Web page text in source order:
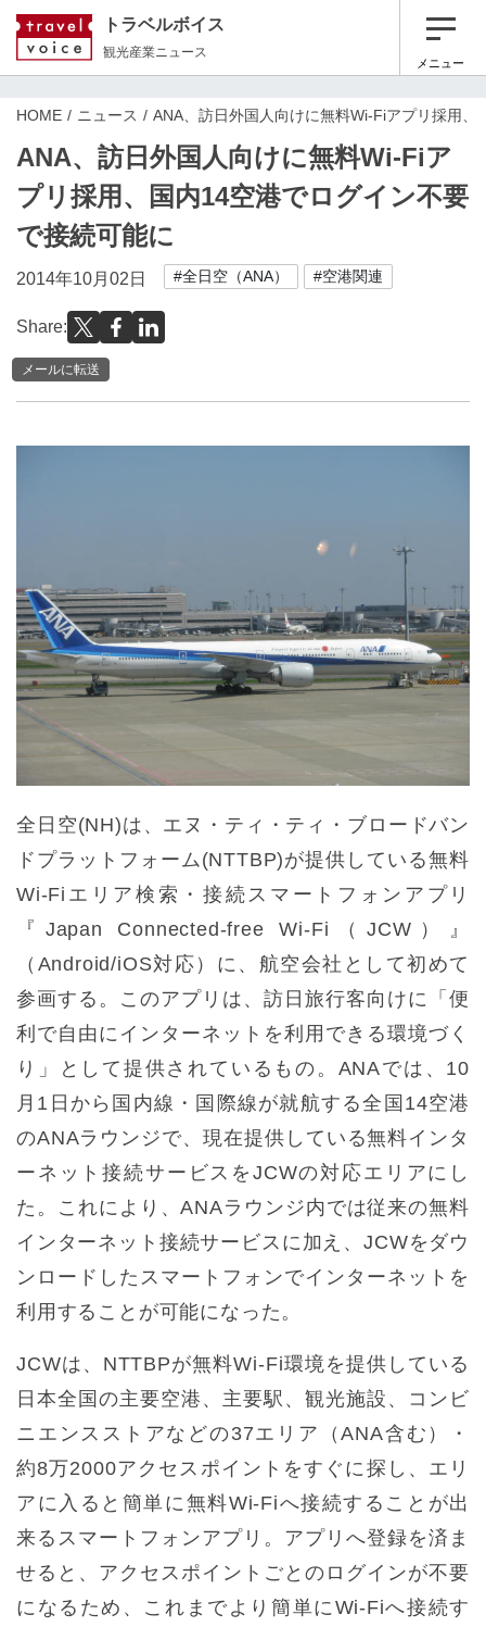
トラベルボイス
観光産業ニュース
メニュー
HOME ニュース ANA、訪日外国人向けに無料Wi-Fiアプリ採用
ANA、訪日外国人向けに無料Wi-Fiア
プリ採用、国内14空港でログイン不要
で接続可能に
2014年10月02日 #全日空（ANA） #空港関連
Share:
メールに転送
全日空(NH)は、エヌ・ティ・ティ・ブロードバン
ドプラットフォーム(NTTBP)が提供している無料
Wi-Fiエリア検索・接続スマートフォンアプリ
『Japan Connected-free Wi-Fi（JCW）』
（Android/iOS対応）に、航空会社として初めて
参画する。このアプリは、訪日旅行客向けに「便
利で自由にインターネットを利用できる環境づく
り」として提供されているもの。ANAでは、10
月1日から国内線・国際線が就航する全国14空港
のANAラウンジで、現在提供している無料インタ
ーネット接続サービスをJCWの対応エリアにし
た。これにより、ANAラウンジ内では従来の無料
インターネット接続サービスに加え、JCWをダウ
ンロードしたスマートフォンでインターネットを
利用することが可能になった。
JCWは、NTTBPが無料Wi-Fi環境を提供している
日本全国の主要空港、主要駅、観光施設、コンビ
ニエンスストアなどの37エリア（ANA含む）・
約8万2000アクセスポイントをすぐに探し、エリ
アに入ると簡単に無料Wi-Fiへ接続することが出
来るスマートフォンアプリ。アプリへ登録を済ま
せると、アクセスポイントごとのログインが不要
になるため、これまでより簡単にWi-Fiへ接続す